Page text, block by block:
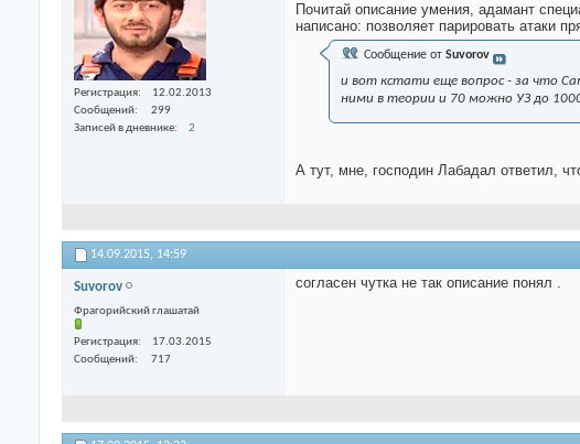
Регистрация
12.02.2013
Сообщений
299
Записей в дневнике
2
Почитай описание умения, адамант
написано: позволяет парировать атаки
Сообщение от Suvorov
и вот кстати еще вопрос - за что
ними в теории и 70 можно УЗ до
А тут, мне, господин Лабадал ответил,
14.09.2015, 14:59
Suvorov
Фрагорийский глашатай
Регистрация
17.03.2015
Сообщений
717
согласен чутка не так описание понял .